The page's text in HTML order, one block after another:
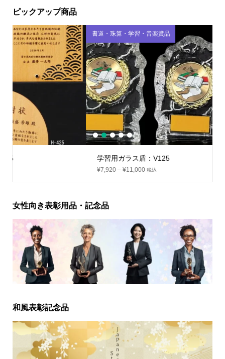
ピックアップ商品
書道・珠算・学習・音楽賞品
1 2 3 4 5
女性向き表彰用品・記念品
和風表彰記念品